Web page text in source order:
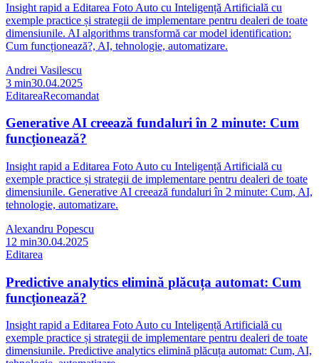
Insight rapid a Editarea Foto Auto cu Inteligență Artificială cu
exemple practice și strategii de implementare pentru dealeri de toate
dimensiunile. AI algorithms transformă car model identification:
Cum funcționează?, AI, tehnologie, automatizare.
Andrei Vasilescu
3 min30.04.2025
EditareaRecomandat
Generative AI creează fundaluri în 2 minute: Cum
funcționează?
Insight rapid a Editarea Foto Auto cu Inteligență Artificială cu
exemple practice și strategii de implementare pentru dealeri de toate
dimensiunile. Generative AI creează fundaluri în 2 minute: Cum, AI,
tehnologie, automatizare.
Alexandru Popescu
12 min30.04.2025
Editarea
Predictive analytics elimină plăcuța automat: Cum
funcționează?
Insight rapid a Editarea Foto Auto cu Inteligență Artificială cu
exemple practice și strategii de implementare pentru dealeri de toate
dimensiunile. Predictive analytics elimină plăcuța automat: Cum, AI,